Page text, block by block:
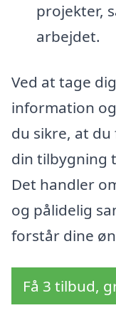
projekter,
arbejdet.
Ved at tage
information
du sikre, at
din tilbygning
Det handler
og pålidelig
forstår dine
Få 3 tilbud,